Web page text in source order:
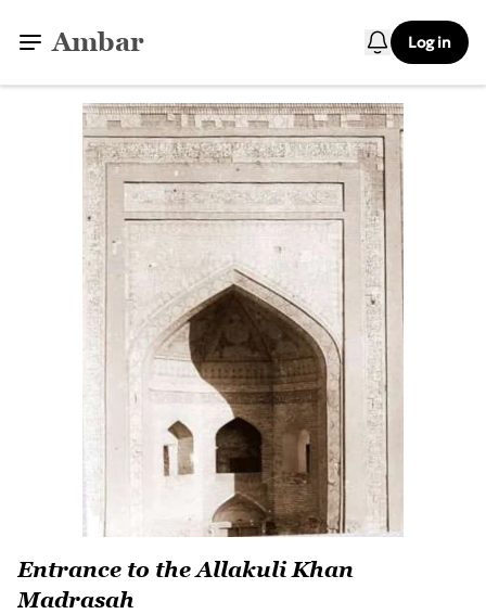
Ambar Log in
Entrance to the Allakuli Khan
Madrasah